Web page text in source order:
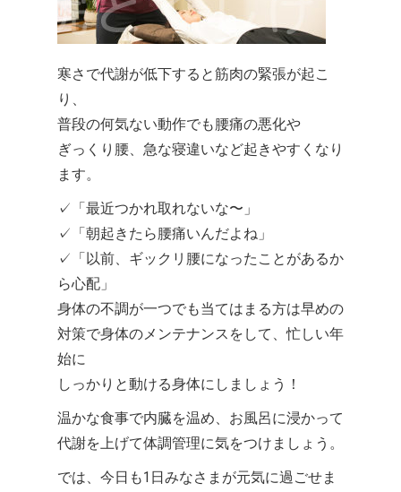
寒さで代謝が低下すると筋肉の緊張が起こ
り、
普段の何気ない動作でも腰痛の悪化や
ぎっくり腰、急な寝違いなど起きやすくなり
ます。
✓「最近つかれ取れないな〜」
✓「朝起きたら腰痛いんだよね」
✓「以前、ギックリ腰になったことがあるか
ら心配」
身体の不調が一つでも当てはまる方は早めの
対策で身体のメンテナンスをして、忙しい年
始に
しっかりと動ける身体にしましょう！
温かな食事で内臓を温め、お風呂に浸かって
代謝を上げて体調管理に気をつけましょう。
では、今日も1日みなさまが元気に過ごせま